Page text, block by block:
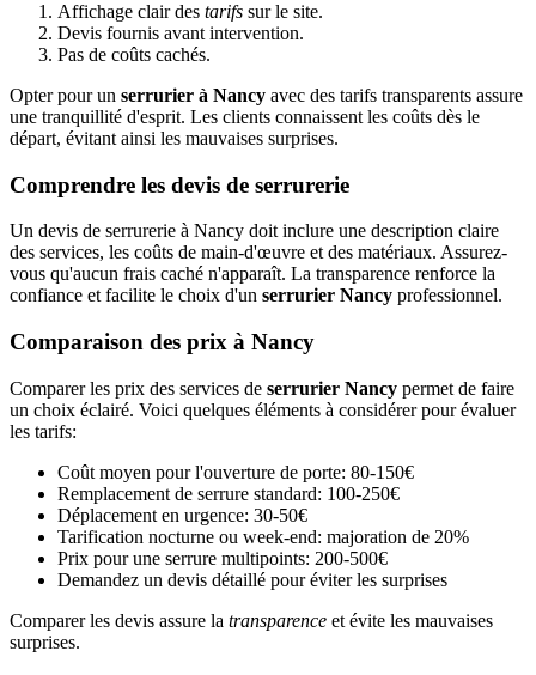
Affichage clair des tarifs sur le site.
Devis fournis avant intervention.
Pas de coûts cachés.
Opter pour un serrurier à Nancy avec des tarifs transparents assure
une tranquillité d'esprit. Les clients connaissent les coûts dès le
départ, évitant ainsi les mauvaises surprises.
Comprendre les devis de serrurerie
Un devis de serrurerie à Nancy doit inclure une description claire
des services, les coûts de main-d'œuvre et des matériaux. Assurez-
vous qu'aucun frais caché n'apparaît. La transparence renforce la
confiance et facilite le choix d'un serrurier Nancy professionnel.
Comparaison des prix à Nancy
Comparer les prix des services de serrurier Nancy permet de faire
un choix éclairé. Voici quelques éléments à considérer pour évaluer
les tarifs:
Coût moyen pour l'ouverture de porte: 80-150€
Remplacement de serrure standard: 100-250€
Déplacement en urgence: 30-50€
Tarification nocturne ou week-end: majoration de 20%
Prix pour une serrure multipoints: 200-500€
Demandez un devis détaillé pour éviter les surprises
Comparer les devis assure la transparence et évite les mauvaises
surprises.